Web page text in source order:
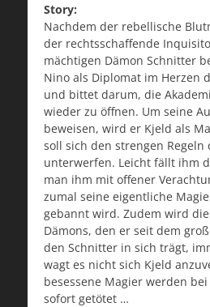
Story:
Nachdem der rebellische
der rechtsschaffende
mächtigen Dämon Schnitter
Nino als Diplomat im Herzen
und bittet darum, die
wieder zu öffnen. Um seine
beweisen, wird er Kjeld als
soll sich den strengen
unterwerfen. Leicht fällt ihm
man ihm mit offener
zumal seine eigentliche
gebannt wird. Zudem wird
Dämons, den er seit dem
den Schnitter in sich trägt,
wagt es nicht sich Kjeld
besessene Magier werden
sofort getötet …